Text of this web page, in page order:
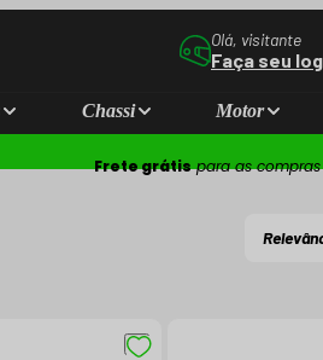
Olá, visitante
Faça seu
Chassi Motor
Frete grátispara as compras